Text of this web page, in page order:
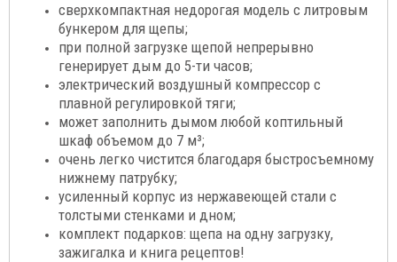
сверхкомпактная недорогая модель с литровым
бункером для щепы;
при полной загрузке щепой непрерывно
генерирует дым до 5-ти часов;
электрический воздушный компрессор с
плавной регулировкой тяги;
может заполнить дымом любой коптильный
шкаф объемом до 7 м³;
очень легко чистится благодаря быстросъемному
нижнему патрубку;
усиленный корпус из нержавеющей стали с
толстыми стенками и дном;
комплект подарков: щепа на одну загрузку,
зажигалка и книга рецептов!